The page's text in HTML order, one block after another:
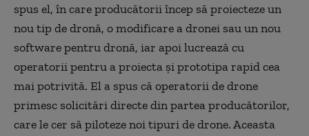
spus el, în care producătorii încep să proiecteze un
nou tip de dronă, o modificare a dronei sau un nou
software pentru dronă, iar apoi lucrează cu
operatorii pentru a proiecta și prototipa rapid cea
mai potrivită. El a spus că operatorii de drone
primesc solicitări directe din partea producătorilor,
care le cer să piloteze noi tipuri de drone. Aceasta